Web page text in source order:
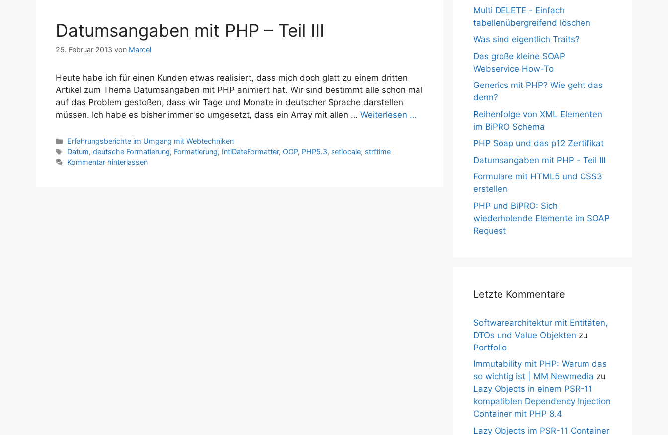
Datumsangaben mit PHP – Teil III
25. Februar 2013 von Marcel
Heute habe ich für einen Kunden etwas realisiert, dass mich doch glatt zu einem dritten
Artikel zum Thema Datumsangaben mit PHP animiert hat. Wir sind bestimmt alle schon mal
auf das Problem gestoßen, dass wir Tage und Monate in deutscher Sprache darstellen
müssen. Ich habe es bisher immer so umgesetzt, dass ein Array mit allen … Weiterlesen …
Kategorien
Erfahrungsberichte im Umgang mit Webtechniken
Schlagwörter
Datum,deutsche Formatierung, Formatierung, IntlDateFormatter, OOP, PHP5.3, setlocale, strftime
Kommentar hinterlassen
Multi DELETE - Einfach
tabellenübergreifend löschen
Was sind eigentlich Traits?
Das große kleine SOAP
Webservice How-To
Generics mit PHP? Wie geht das
denn?
Reihenfolge von XML Elementen
im BiPRO Schema
PHP Soap und das p12 Zertifikat
Datumsangaben mit PHP - Teil III
Formulare mit HTML5 und CSS3
erstellen
PHP und BiPRO: Sich
wiederholende Elemente im SOAP
Request
Letzte Kommentare
Softwarearchitektur mit Entitäten,
DTOs und Value Objekten zu
Portfolio
Immutability mit PHP: Warum das
so wichtig ist | MM Newmedia zu
Lazy Objects in einem PSR-11
kompatiblen Dependency Injection
Container mit PHP 8.4
Lazy Objects im PSR-11 Container